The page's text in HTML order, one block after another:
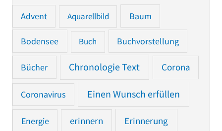
Advent Aquarellbild Baum
Bodensee Buch Buchvorstellung
Bücher Chronologie Text Corona
Coronavirus Einen Wunsch erfüllen
Energie erinnern Erinnerung